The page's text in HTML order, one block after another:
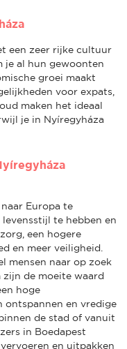
een zeer rijke cultuur
je al hun gewoonten
groei maakt
voor expats,
maken het ideaal
je in Nyíregyháza
Europa te
te hebben en
een hogere
en meer veiligheid.
mensen naar op zoek
zijn de moeite waard
hoge
ontspannen en vredige
de stad of vanuit
in Boedapest
en uitpakken